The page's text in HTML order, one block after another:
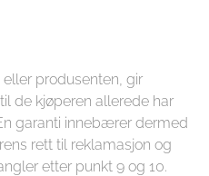
produsenten, gir
de kjøperen allerede har
garanti innebærer dermed
rett til reklamasjon og
etter punkt 9 og 10.